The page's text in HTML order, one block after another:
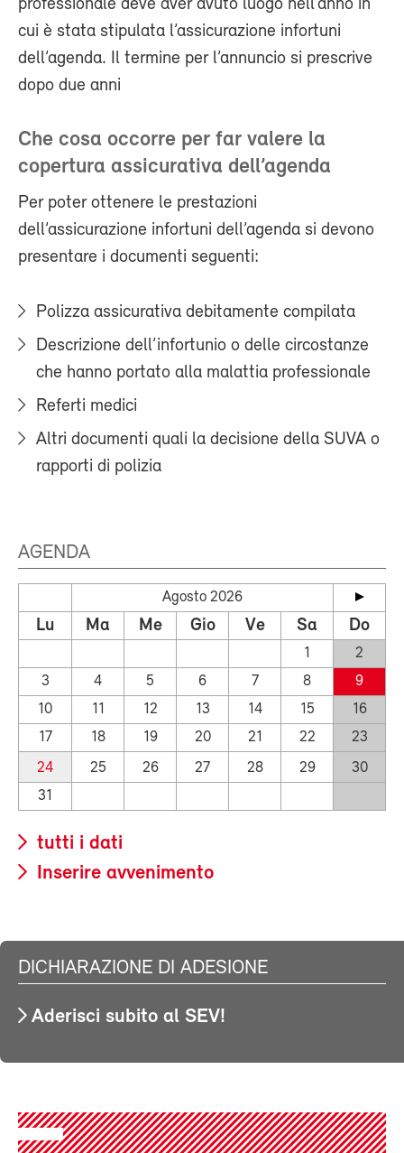
professionale deve aver avuto luogo nell’anno in
cui è stata stipulata l’assicurazione infortuni
dell’agenda. Il termine per l’annuncio si prescrive
dopo due anni
Che cosa occorre per far valere la
copertura assicurativa dell’agenda
Per poter ottenere le prestazioni
dell’assicurazione infortuni dell’agenda si devono
presentare i documenti seguenti:
Polizza assicurativa debitamente compilata
Descrizione dell’infortunio o delle circostanze
che hanno portato alla malattia professionale
Referti medici
Altri documenti quali la decisione della SUVA o
rapporti di polizia
AGENDA
Agosto 2026
Lu Ma Me Gio Ve Sa Do
1
2
3
4 5 6 7 8
9
10
11 12 13 14 15
16
17
18 19 20 21 22
23
24
25 26 27 28 29
30
31
tutti i dati
Inserire avvenimento
DICHIARAZIONE DI ADESIONE
Aderisci subito al SEV!